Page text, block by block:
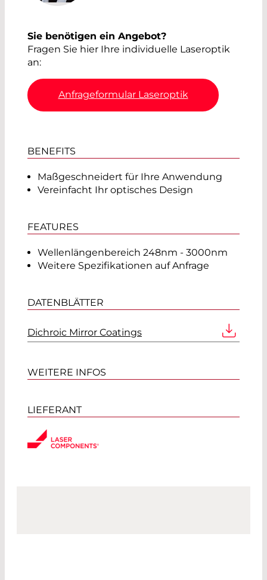
Sie benötigen ein Angebot?
Fragen Sie hier Ihre individuelle Laseroptik
an:
Anfrageformular Laseroptik
BENEFITS
Maßgeschneidert für Ihre Anwendung
Vereinfacht Ihr optisches Design
FEATURES
Wellenlängenbereich 248nm - 3000nm
Weitere Spezifikationen auf Anfrage
DATENBLÄTTER
Dichroic Mirror Coatings
WEITERE INFOS
LIEFERANT